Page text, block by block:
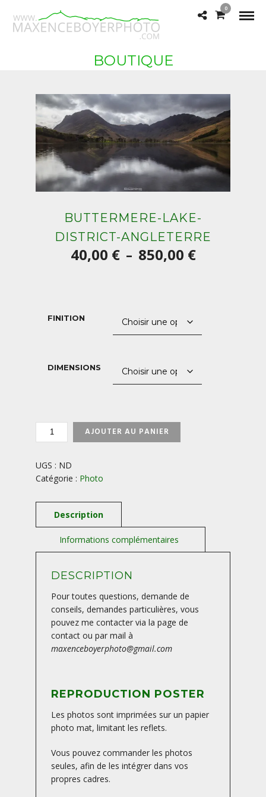
0
BOUTIQUE
BUTTERMERE-LAKE-
DISTRICT-ANGLETERRE
40,00 € – 850,00 €Plage
à
FINITION
DIMENSIONS
QUANTITÉ
LAKE-
DISTRICT-
ANGLETERRE
AJOUTER AU PANIER
UGS : ND
Catégorie : Photo
DESCRIPTION
Pour toutes questions, demande de
conseils, demandes particulières, vous
pouvez me contacter via la page de
contact ou par mail à
maxenceboyerphoto@gmail.com
REPRODUCTION POSTER
Les photos sont imprimées sur un papier
photo mat, limitant les reflets.
Vous pouvez commander les photos
seules, afin de les intégrer dans vos
propres cadres.